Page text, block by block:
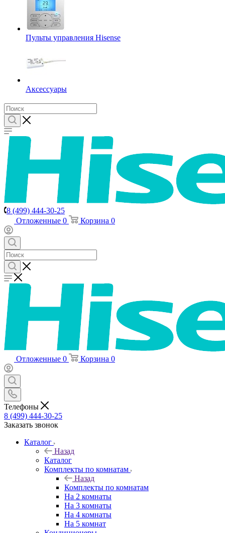
Пульты управления Hisense
Аксессуары
8 (499) 444-30-25
Отложенные 0 Корзина 0
Отложенные 0 Корзина 0
Телефоны
8 (499) 444-30-25
Заказать звонок
Каталог
Назад
Каталог
Комплекты по комнатам
Назад
Комплекты по комнатам
На 2 комнаты
На 3 комнаты
На 4 комнаты
На 5 комнат